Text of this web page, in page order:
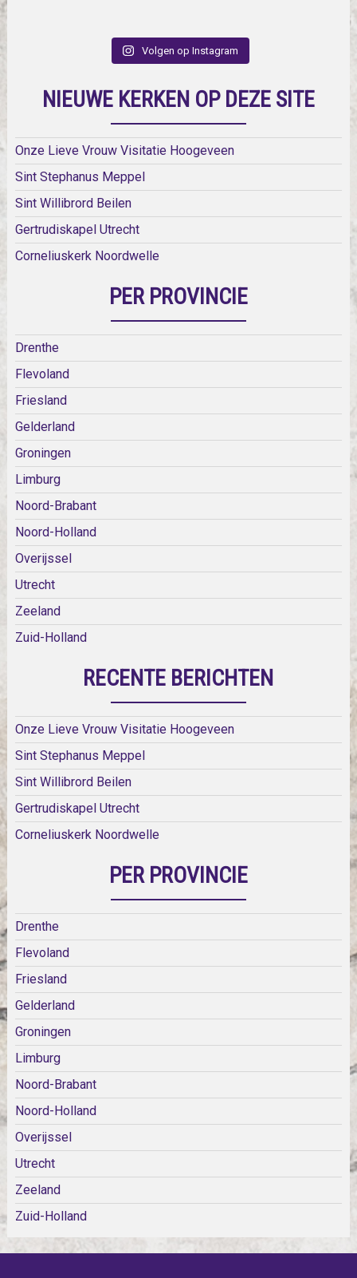
Volgen op Instagram
NIEUWE KERKEN OP DEZE SITE
Onze Lieve Vrouw Visitatie Hoogeveen
Sint Stephanus Meppel
Sint Willibrord Beilen
Gertrudiskapel Utrecht
Corneliuskerk Noordwelle
PER PROVINCIE
Drenthe
Flevoland
Friesland
Gelderland
Groningen
Limburg
Noord-Brabant
Noord-Holland
Overijssel
Utrecht
Zeeland
Zuid-Holland
RECENTE BERICHTEN
Onze Lieve Vrouw Visitatie Hoogeveen
Sint Stephanus Meppel
Sint Willibrord Beilen
Gertrudiskapel Utrecht
Corneliuskerk Noordwelle
PER PROVINCIE
Drenthe
Flevoland
Friesland
Gelderland
Groningen
Limburg
Noord-Brabant
Noord-Holland
Overijssel
Utrecht
Zeeland
Zuid-Holland